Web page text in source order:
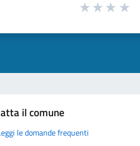
il comune
le domande frequenti